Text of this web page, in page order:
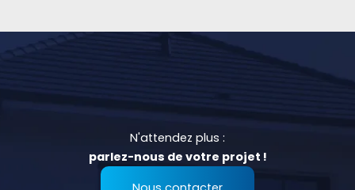
N'attendez plus :
parlez-nous de votre projet !